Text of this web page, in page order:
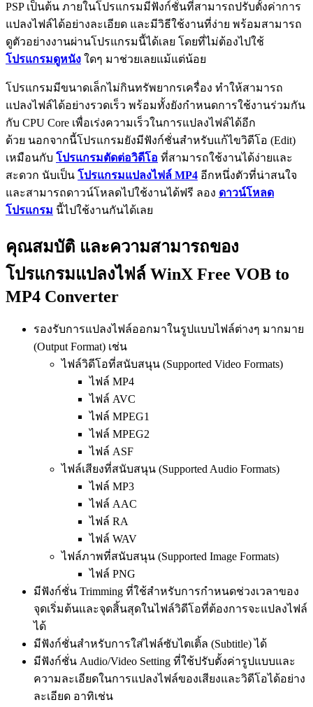
PSP เป็นต้น ภายในโปรแกรมมีฟังก์ชั่นที่สามารถปรับตั้งค่าการ
แปลงไฟล์ได้อย่างละเอียด และมีวิธีใช้งานที่ง่าย พร้อมสามารถ
ดูตัวอย่างงานผ่านโปรแกรมนี้ได้เลย โดยที่ไม่ต้องไปใช้
โปรแกรมดูหนัง ใดๆ มาช่วยเลยแม้แต่น้อย
โปรแกรมมีขนาดเล็กไม่กินทรัพยากรเครื่อง ทำให้สามารถ
แปลงไฟล์ได้อย่างรวดเร็ว พร้อมทั้งยังกำหนดการใช้งานร่วมกัน
กับ CPU Core เพื่อเร่งความเร็วในการแปลงไฟล์ได้อีก
ด้วย นอกจากนี้โปรแกรมยังมีฟังก์ชั่นสำหรับแก้ไขวิดีโอ (Edit)
เหมือนกับ โปรแกรมตัดต่อวิดีโอ ที่สามารถใช้งานได้ง่ายและ
สะดวก นับเป็น โปรแกรมแปลงไฟล์ MP4 อีกหนึ่งตัวที่น่าสนใจ
และสามารถดาวน์โหลดไปใช้งานได้ฟรี ลอง ดาวน์โหลด
โปรแกรม นี้ไปใช้งานกันได้เลย
คุณสมบัติ และความสามารถของ
โปรแกรมแปลงไฟล์ WinX Free VOB to
MP4 Converter
รองรับการแปลงไฟล์ออกมาในรูปแบบไฟล์ต่างๆ มากมาย
(Output Format) เช่น
ไฟล์วิดีโอที่สนับสนุน (Supported Video Formats)
ไฟล์ MP4
ไฟล์ AVC
ไฟล์ MPEG1
ไฟล์ MPEG2
ไฟล์ ASF
ไฟล์เสียงที่สนับสนุน (Supported Audio Formats)
ไฟล์ MP3
ไฟล์ AAC
ไฟล์ RA
ไฟล์ WAV
ไฟล์ภาพที่สนับสนุน (Supported Image Formats)
ไฟล์ PNG
มีฟังก์ชั่น Trimming ที่ใช้สำหรับการกำหนดช่วงเวลาของ
จุดเริ่มต้นและจุดสิ้นสุดในไฟล์วิดีโอที่ต้องการจะแปลงไฟล์
ได้
มีฟังก์ชั่นสำหรับการใส่ไฟล์ซับไตเติ้ล (Subtitle) ได้
มีฟังก์ชั่น Audio/Video Setting ที่ใช้ปรับตั้งค่ารูปแบบและ
ความละเอียดในการแปลงไฟล์ของเสียงและวิดีโอได้อย่าง
ละเอียด อาทิเช่น